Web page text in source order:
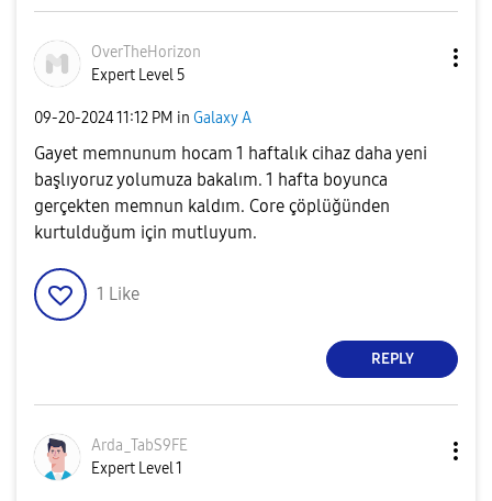
OverTheHorizon
Expert Level 5
‎09-20-202411:12 PM in Galaxy A
Gayet memnunum hocam 1 haftalık cihaz daha yeni
başlıyoruz yolumuza bakalım. 1 hafta boyunca
gerçekten memnun kaldım. Core çöplüğünden
kurtulduğum için mutluyum.
1 Like
REPLY
Arda_TabS9FE
Expert Level 1